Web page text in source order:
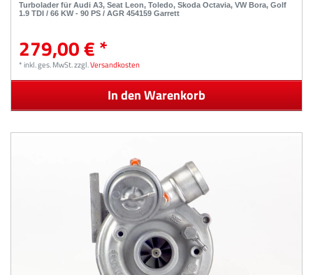
Turbolader für Audi A3, Seat Leon, Toledo, Skoda Octavia, VW Bora, Golf
1.9 TDI / 66 KW - 90 PS / AGR 454159 Garrett
279,00 € *
*inkl. ges. MwSt.zzgl.Versandkosten
In den Warenkorb